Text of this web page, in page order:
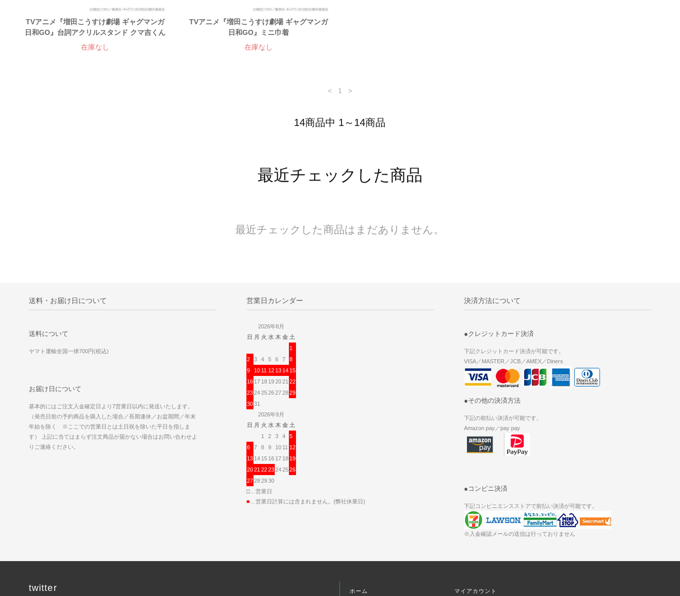
TVアニメ『増田こうすけ劇場 ギャグマンガ
日和GO』台詞アクリルスタンド クマ吉くん
在庫なし
TVアニメ『増田こうすけ劇場 ギャグマンガ
日和GO』ミニ巾着
在庫なし
< 1 >
14商品中 1～14商品
最近チェックした商品
最近チェックした商品はまだありません。
送料・お届け日について
送料について
ヤマト運輸全国一律700円(税込)
お届け日について
基本的にはご注文入金確定日より7営業日以内に発送いたします。
（発売日前の予約商品を購入した場合／長期連休／お盆期間／年末
年始を除く ※ここでの営業日とは土日祝を除いた平日を指しま
す） 上記に当てはまらず注文商品が届かない場合はお問い合わせよ
りご連絡ください。
営業日カレンダー
2026年8月
日 月 火 水 木 金 土
1
2
3 4 5 6 7
8
9
10 11 12 13 14 15
16 17 18 192021 22
23242526272829
3031
2026年9月
日 月 火 水 木 金 土
1
2 3 4
5
6
7 8 9 10 11 12
13 14 15 16 17 18 19
2021 2223242526
27282930
□…営業日
■ …営業日計算には含まれません。(弊社休業日)
決済方法について
●クレジットカード決済
下記クレジットカード決済が可能です。
VISA／MASTER／JCB／AMEX／Diners
●その他の決済方法
下記の前払い決済が可能です。
Amazon pay／pay pay
●コンビニ決済
下記コンビニエンスストアで前払い決済が可能です。
※入金確認メールの送信は行っておりません
twitter ホーム マイアカウント